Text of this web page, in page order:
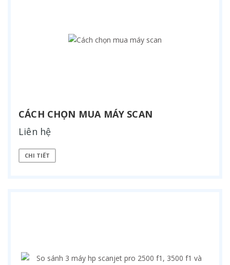
CÁCH CHỌN MUA MÁY SCAN
Liên hệ
CHI TIẾT